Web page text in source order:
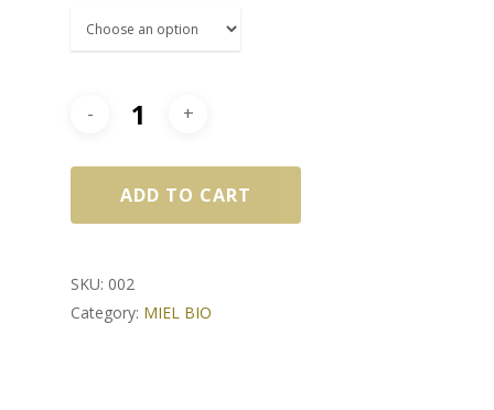
ADD TO CART
SKU: 002
Category: MIEL BIO